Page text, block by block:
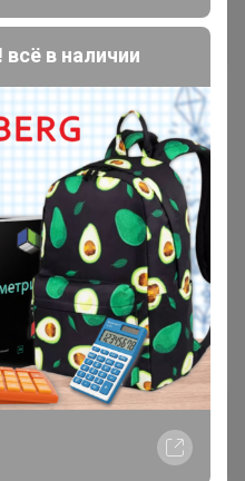
откройте,
kirmizi-rugan-keme...
в наличии